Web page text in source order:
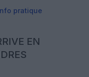
pratique
EN